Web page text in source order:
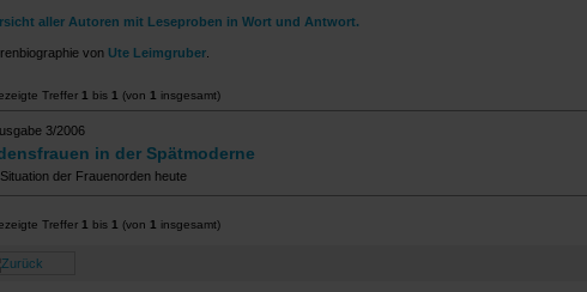
aller Autoren mit Leseproben in Wort und Antwort.
von Ute Leimgruber.
Treffer 1 bis 1 (von 1 insgesamt)
3/2006
in der Spätmoderne
der Frauenorden heute
Treffer 1 bis 1 (von 1 insgesamt)